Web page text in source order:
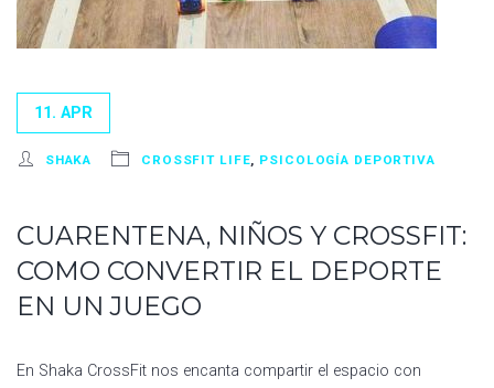
11. APR
SHAKA CROSSFIT LIFE, PSICOLOGÍA DEPORTIVA
CUARENTENA, NIÑOS Y CROSSFIT:
COMO CONVERTIR EL DEPORTE
EN UN JUEGO
En Shaka CrossFit nos encanta compartir el espacio con